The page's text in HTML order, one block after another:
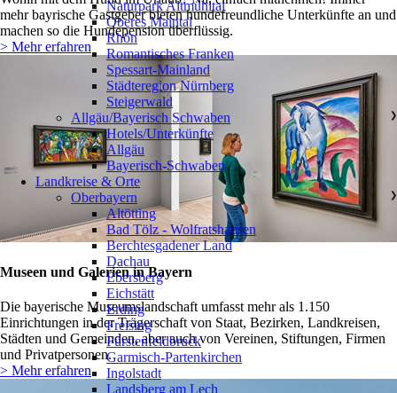
mehr bayrische Gastgeber bieten hundefreundliche Unterkünfte an und
machen so die Hundepension überflüssig.
> Mehr erfahren
Museen und Galerien in Bayern
Die bayerische Museumslandschaft umfasst mehr als 1.150
Einrichtungen in der Trägerschaft von Staat, Bezirken, Landkreisen,
Städten und Gemeinden, aber auch von Vereinen, Stiftungen, Firmen
und Privatpersonen.
> Mehr erfahren
Naturpark Altmühltal
Oberes Maintal
Rhön
Romantisches Franken
Spessart-Mainland
Städteregion Nürnberg
Steigerwald
Allgäu/Bayerisch Schwaben
❯
Hotels/Unterkünfte
Allgäu
Bayerisch-Schwaben
Landkreise & Orte
Oberbayern
❯
Altötting
Bad Tölz - Wolfratshausen
Berchtesgadener Land
Dachau
Ebersberg
Eichstätt
Erding
Freising
Fürstenfeldbruck
Garmisch-Partenkirchen
Ingolstadt
Landsberg am Lech